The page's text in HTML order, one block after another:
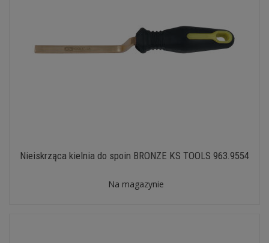
Nieiskrząca kielnia do spoin BRONZE KS TOOLS 963.9554
Na magazynie